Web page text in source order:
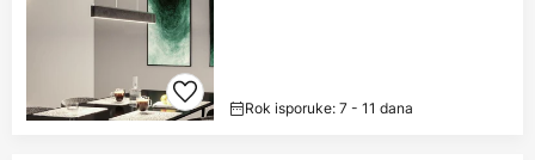
Rok isporuke: 7 - 11 dana